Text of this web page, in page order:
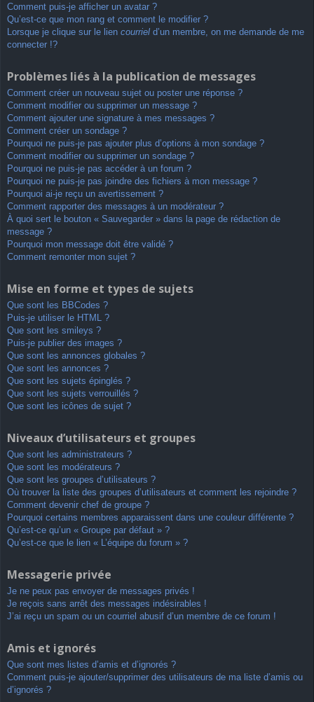
Comment puis-je afficher un avatar ?
Qu’est-ce que mon rang et comment le modifier ?
Lorsque je clique sur le lien courriel d’un membre, on me demande de me
connecter !?
Problèmes liés à la publication de messages
Comment créer un nouveau sujet ou poster une réponse ?
Comment modifier ou supprimer un message ?
Comment ajouter une signature à mes messages ?
Comment créer un sondage ?
Pourquoi ne puis-je pas ajouter plus d’options à mon sondage ?
Comment modifier ou supprimer un sondage ?
Pourquoi ne puis-je pas accéder à un forum ?
Pourquoi ne puis-je pas joindre des fichiers à mon message ?
Pourquoi ai-je reçu un avertissement ?
Comment rapporter des messages à un modérateur ?
À quoi sert le bouton « Sauvegarder » dans la page de rédaction de
message ?
Pourquoi mon message doit être validé ?
Comment remonter mon sujet ?
Mise en forme et types de sujets
Que sont les BBCodes ?
Puis-je utiliser le HTML ?
Que sont les smileys ?
Puis-je publier des images ?
Que sont les annonces globales ?
Que sont les annonces ?
Que sont les sujets épinglés ?
Que sont les sujets verrouillés ?
Que sont les icônes de sujet ?
Niveaux d’utilisateurs et groupes
Que sont les administrateurs ?
Que sont les modérateurs ?
Que sont les groupes d’utilisateurs ?
Où trouver la liste des groupes d’utilisateurs et comment les rejoindre ?
Comment devenir chef de groupe ?
Pourquoi certains membres apparaissent dans une couleur différente ?
Qu’est-ce qu’un « Groupe par défaut » ?
Qu’est-ce que le lien « L’équipe du forum » ?
Messagerie privée
Je ne peux pas envoyer de messages privés !
Je reçois sans arrêt des messages indésirables !
J’ai reçu un spam ou un courriel abusif d’un membre de ce forum !
Amis et ignorés
Que sont mes listes d’amis et d’ignorés ?
Comment puis-je ajouter/supprimer des utilisateurs de ma liste d’amis ou
d’ignorés ?